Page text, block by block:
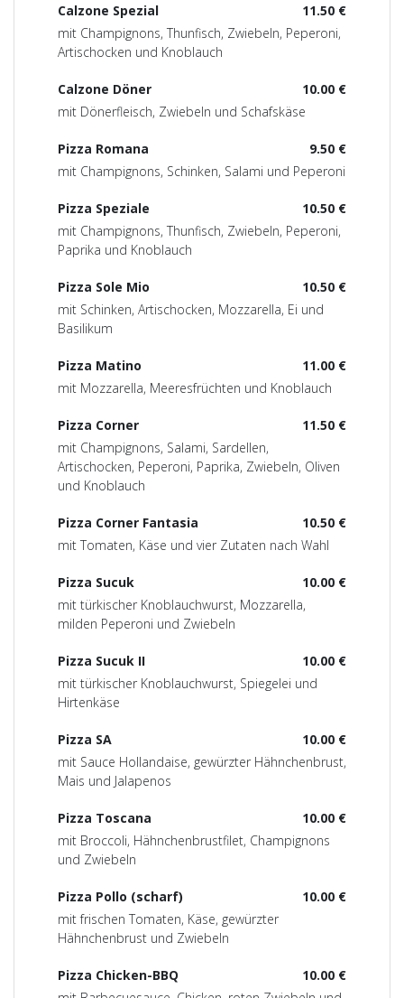
11.50 €
Calzone Spezial
mit Champignons, Thunfisch, Zwiebeln, Peperoni,
Artischocken und Knoblauch
10.00 €
Calzone Döner
mit Dönerfleisch, Zwiebeln und Schafskäse
9.50 €
Pizza Romana
mit Champignons, Schinken, Salami und Peperoni
10.50 €
Pizza Speziale
mit Champignons, Thunfisch, Zwiebeln, Peperoni,
Paprika und Knoblauch
10.50 €
Pizza Sole Mio
mit Schinken, Artischocken, Mozzarella, Ei und
Basilikum
11.00 €
Pizza Matino
mit Mozzarella, Meeresfrüchten und Knoblauch
11.50 €
Pizza Corner
mit Champignons, Salami, Sardellen,
Artischocken, Peperoni, Paprika, Zwiebeln, Oliven
und Knoblauch
10.50 €
Pizza Corner Fantasia
mit Tomaten, Käse und vier Zutaten nach Wahl
10.00 €
Pizza Sucuk
mit türkischer Knoblauchwurst, Mozzarella,
milden Peperoni und Zwiebeln
10.00 €
Pizza Sucuk II
mit türkischer Knoblauchwurst, Spiegelei und
Hirtenkäse
10.00 €
Pizza SA
mit Sauce Hollandaise, gewürzter Hähnchenbrust,
Mais und Jalapenos
10.00 €
Pizza Toscana
mit Broccoli, Hähnchenbrustfilet, Champignons
und Zwiebeln
10.00 €
Pizza Pollo (scharf)
mit frischen Tomaten, Käse, gewürzter
Hähnchenbrust und Zwiebeln
10.00 €
Pizza Chicken-BBQ